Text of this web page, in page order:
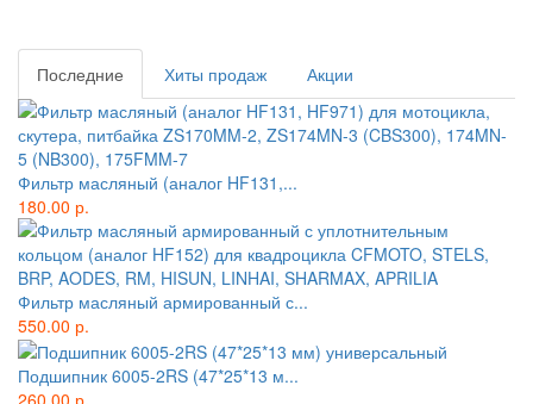
Последние Хиты продаж Акции
Фильтр масляный (аналог HF131,...
180.00 р.
Фильтр масляный армированный с...
550.00 р.
Подшипник 6005-2RS (47*25*13 м...